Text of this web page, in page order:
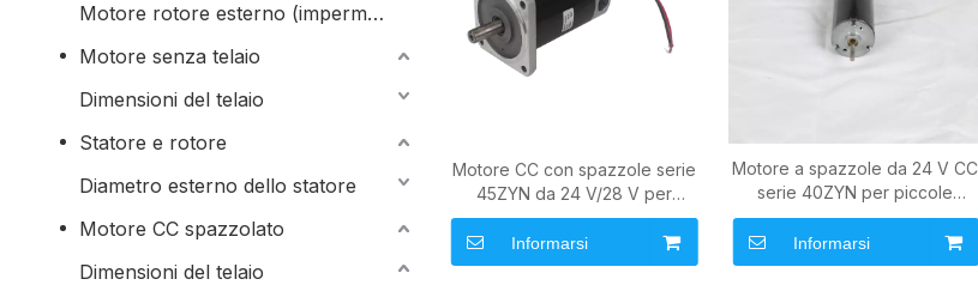
Motore rotore esterno (impermeabile)
Motore senza telaio
Dimensioni del telaio
Statore e rotore
Diametro esterno dello statore
Motore CC spazzolato
Dimensioni del telaio
Motore CC con spazzole serie
45ZYN da 24 V/28 V per
applicazioni di automazione e
attuazione
Informarsi
Motore a spazzole da 24 V CC
serie 40ZYN per piccole
apparecchiature di
automazione
Informarsi